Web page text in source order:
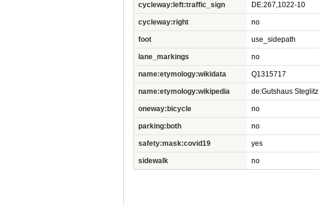
cycleway:left:traffic_sign DE:267,1022-10
cycleway:right no
foot use_sidepath
lane_markings no
name:etymology:wikidata Q1315717
name:etymology:wikipedia de:Gutshaus Steglitz
oneway:bicycle no
parking:both no
safety:mask:covid19 yes
sidewalk no